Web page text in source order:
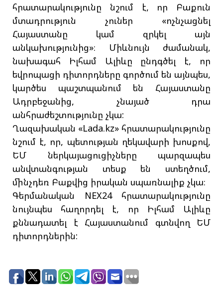
հրատարակությունը նշում է, որ Բաքուն
մտադրություն չուներ «ոչնչացնել
Հայաստանը կամ զրկել այն
անկախությունից»։ Միևնույն ժամանակ,
նախագահ Իլհամ Ալիևը ընդգծել է, որ
եվրոպացի դիտորդները գործում են այնպես,
կարծես պաշտպանում են Հայաստանը
Ադրբեջանից, չնայած դրա
անհրաժեշտությունը չկա:
Ղազախական «Lada.kz» հրատարակությունը
նշում է, որ, պետության ղեկավարի խոսքով,
ԵՄ ներկայացուցիչները պարզապես
անվտանգության տեսք են ստեղծում,
մինչդեռ Բաքվից իրական սպառնալիք չկա։
Գերմանական NEX24 հրատարակությունը
նույնպես հաղորդել է, որ Իլհամ Ալիևը
քննադատել է Հայաստանում գտնվող ԵՄ
դիտորդներին: